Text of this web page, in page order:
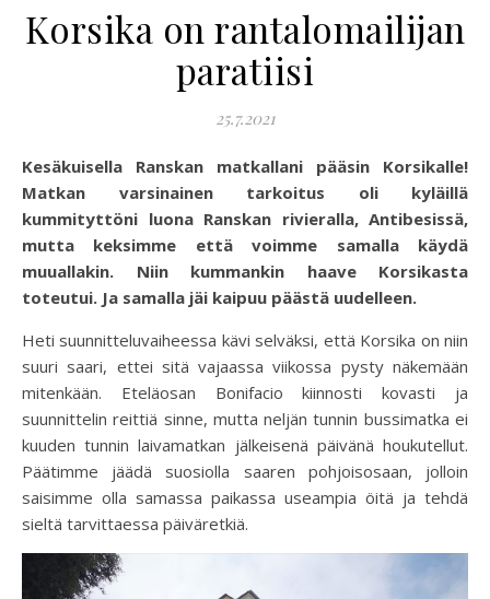
Korsika on rantalomailijan
paratiisi
25.7.2021
Kesäkuisella Ranskan matkallani pääsin Korsikalle!
Matkan varsinainen tarkoitus oli kyläillä
kummityttöni luona Ranskan rivieralla, Antibesissä,
mutta keksimme että voimme samalla käydä
muuallakin. Niin kummankin haave Korsikasta
toteutui. Ja samalla jäi kaipuu päästä uudelleen.
Heti suunnitteluvaiheessa kävi selväksi, että Korsika on niin
suuri saari, ettei sitä vajaassa viikossa pysty näkemään
mitenkään. Eteläosan Bonifacio kiinnosti kovasti ja
suunnittelin reittiä sinne, mutta neljän tunnin bussimatka ei
kuuden tunnin laivamatkan jälkeisenä päivänä houkutellut.
Päätimme jäädä suosiolla saaren pohjoisosaan, jolloin
saisimme olla samassa paikassa useampia öitä ja tehdä
sieltä tarvittaessa päiväretkiä.